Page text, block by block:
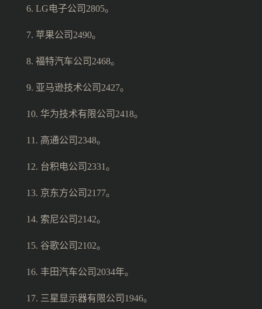
6. LG电子公司2805。
7. 苹果公司2490。
8. 福特汽车公司2468。
9. 亚马逊技术公司2427。
10. 华为技术有限公司2418。
11. 高通公司2348。
12. 台积电公司2331。
13. 京东方公司2177。
14. 索尼公司2142。
15. 谷歌公司2102。
16. 丰田汽车公司2034年。
17. 三星显示器有限公司1946。